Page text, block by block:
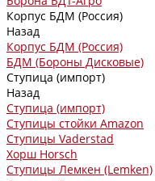
Корпус БДМ (Россия)
Назад
Корпус БДМ (Россия)
БДМ (Бороны Дисковые)
Ступица (импорт)
Назад
Ступица (импорт)
Ступицы стойки Amazon
Ступицы Vaderstad
Хорш Horsch
Ступицы Лемкен (Lemken)